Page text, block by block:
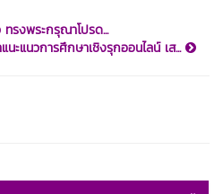
ทรงพระกรุณาโปรด...
นะแนวการศึกษาเชิงรุกออนไลน์ เส...